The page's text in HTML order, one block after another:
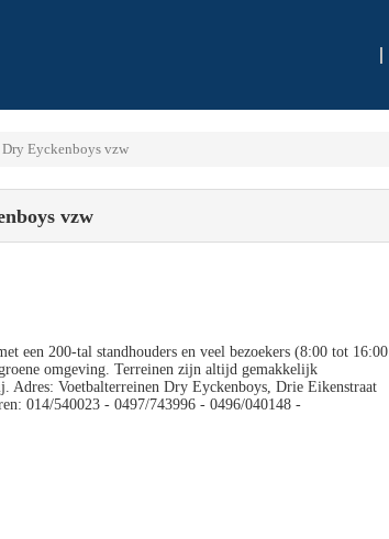
Eyckenboys vzw
vzw
een 200-tal standhouders en veel bezoekers (8:00 tot 16:00
omgeving. Terreinen zijn altijd gemakkelijk
Voetbalterreinen Dry Eyckenboys, Drie Eikenstraat
014/540023 - 0497/743996 - 0496/040148 -